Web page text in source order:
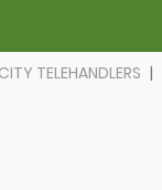
TELEHANDLERS